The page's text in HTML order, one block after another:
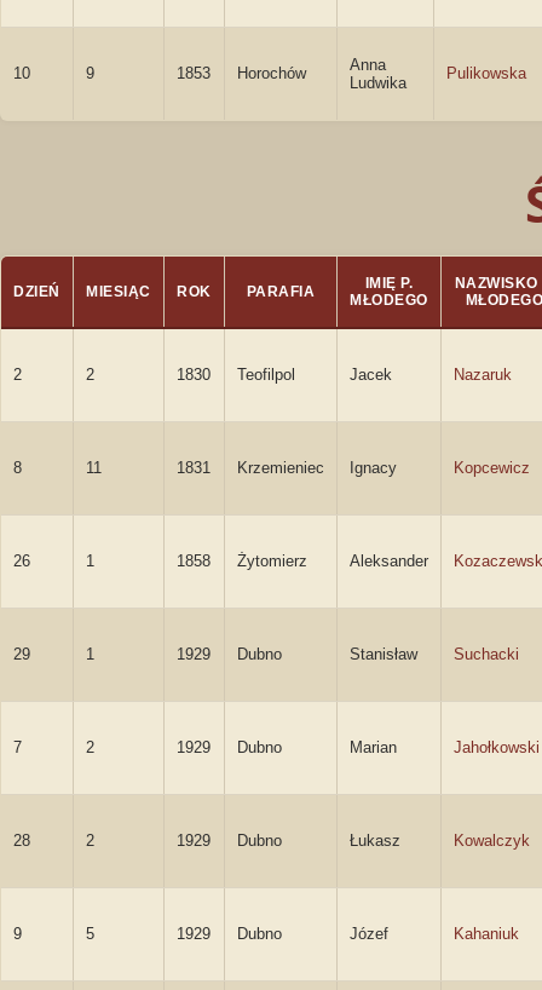
10 9 1853 Horochów
Anna
Ludwika
Pulikowska
DZIEŃ MIESIĄC ROK PARAFIA
IMIĘ P.
MŁODEGO
NAZWISKO
2 2 1830 Teofilpol Jacek Nazaruk
8 11 1831 Krzemieniec Ignacy Kopcewicz
26 1 1858 Żytomierz Aleksander
29 1 1929 Dubno Stanisław Suchacki
7 2 1929 Dubno Marian Jahołkowski
28 2 1929 Dubno Łukasz Kowalczyk
9 5 1929 Dubno Józef Kahaniuk